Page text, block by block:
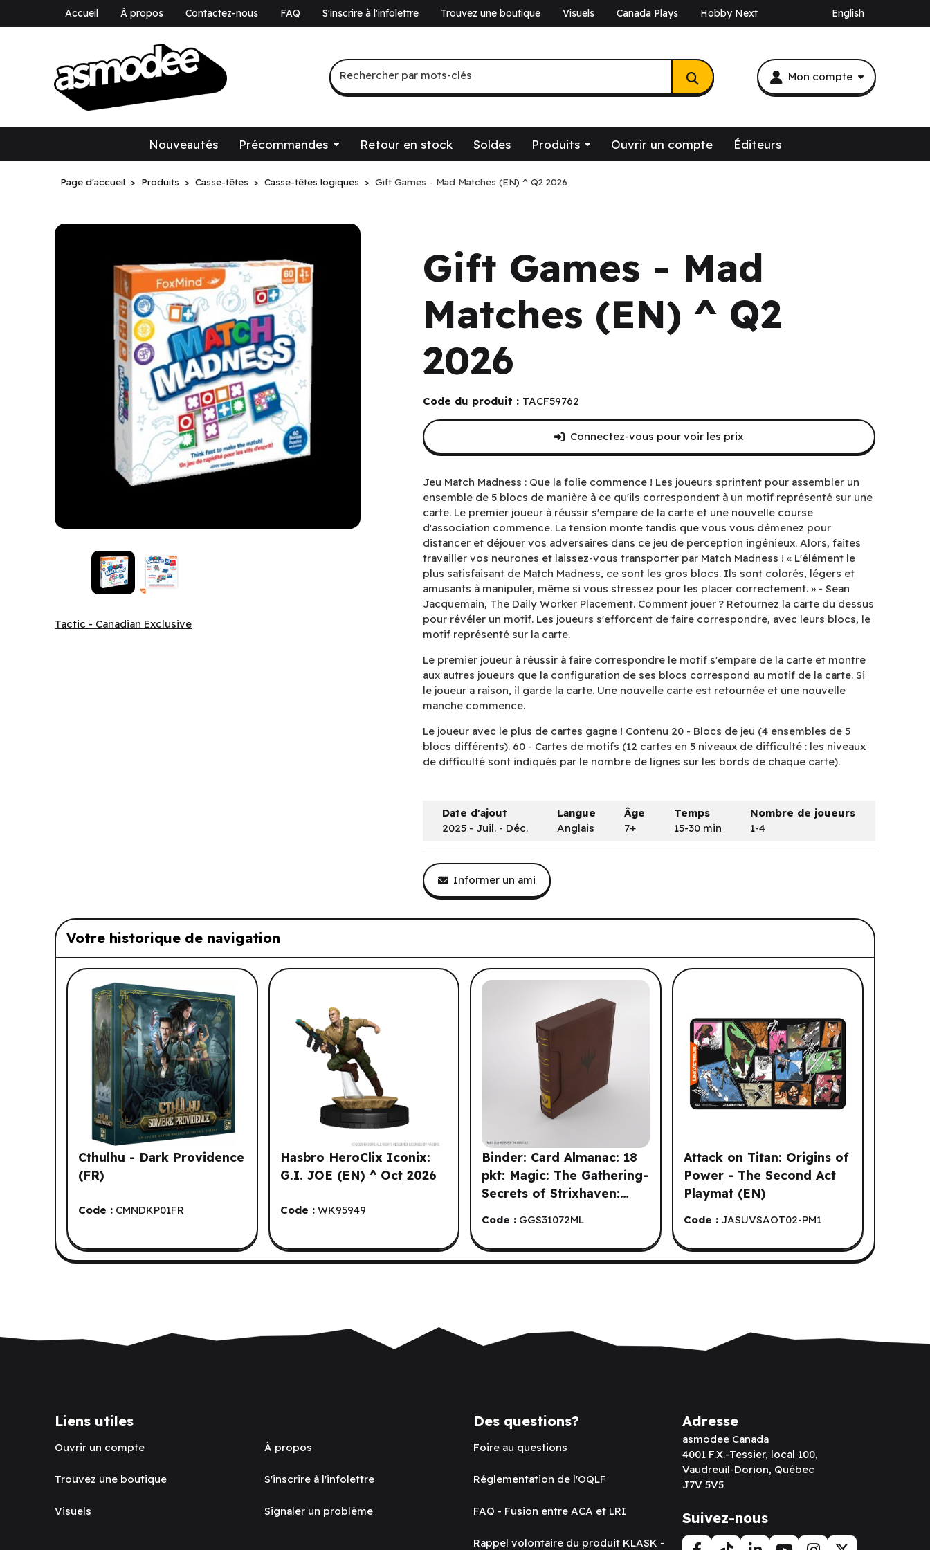
Accueil À propos Contactez-nous FAQ S'inscrire à l'infolettre Trouvez une boutique Visuels Canada Plays Hobby Next English
Mon compte
Recherche par mots-clés
Rechercher par mots-clés
Nouveautés Précommandes Retour en stock Soldes Produits Ouvrir un compte Éditeurs
Page d'accueil Produits Casse-têtes Casse-têtes logiques Gift Games - Mad Matches (EN) ^ Q2 2026
Tactic - Canadian Exclusive
Gift Games - Mad
Matches (EN) ^ Q2
2026
Code du produit : TACF59762
Jeu Match Madness : Que la folie commence ! Les joueurs sprintent pour assembler un
ensemble de 5 blocs de manière à ce qu'ils correspondent à un motif représenté sur une
carte. Le premier joueur à réussir s'empare de la carte et une nouvelle course
d'association commence. La tension monte tandis que vous vous démenez pour
distancer et déjouer vos adversaires dans ce jeu de perception ingénieux. Alors, faites
travailler vos neurones et laissez-vous transporter par Match Madness ! « L'élément le
plus satisfaisant de Match Madness, ce sont les gros blocs. Ils sont colorés, légers et
amusants à manipuler, même si vous stressez pour les placer correctement. » - Sean
Jacquemain, The Daily Worker Placement. Comment jouer ? Retournez la carte du dessus
pour révéler un motif. Les joueurs s'efforcent de faire correspondre, avec leurs blocs, le
motif représenté sur la carte.
Le premier joueur à réussir à faire correspondre le motif s'empare de la carte et montre
aux autres joueurs que la configuration de ses blocs correspond au motif de la carte. Si
le joueur a raison, il garde la carte. Une nouvelle carte est retournée et une nouvelle
manche commence.
Le joueur avec le plus de cartes gagne ! Contenu 20 - Blocs de jeu (4 ensembles de 5
blocs différents). 60 - Cartes de motifs (12 cartes en 5 niveaux de difficulté : les niveaux
de difficulté sont indiqués par le nombre de lignes sur les bords de chaque carte).
Connectez-vous pour voir les prix
Date d'ajout
2025 - Juil. - Déc.
Langue
Anglais
Âge
7+
Temps
15-30 min
Nombre de joueurs
1-4
Informer un ami
Votre historique de navigation
Liste de produits suggérés: Votre historique de navigation.
Cthulhu - Dark Providence
(FR)
Code : CMNDKP01FR
Hasbro HeroClix Iconix:
G.I. JOE (EN) ^ Oct 2026
Code : WK95949
Binder: Card Almanac: 18
pkt: Magic: The Gathering-
Secrets of Strixhaven:
Code : GGS31072ML
Attack on Titan: Origins of
Power - The Second Act
Playmat (EN)
Code : JASUVSAOT02-PM1
Liens utiles
Ouvrir un compte
Trouvez une boutique
Visuels
À propos
S'inscrire à l'infolettre
Signaler un problème
Des questions?
Foire au questions
Réglementation de l'OQLF
FAQ - Fusion entre ACA et LRI
Rappel volontaire du produit KLASK -
Adresse
asmodee Canada
4001 F.X.-Tessier, local 100,
Vaudreuil-Dorion, Québec
J7V 5V5
Suivez-nous